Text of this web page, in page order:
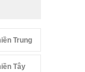
Trung
Tây